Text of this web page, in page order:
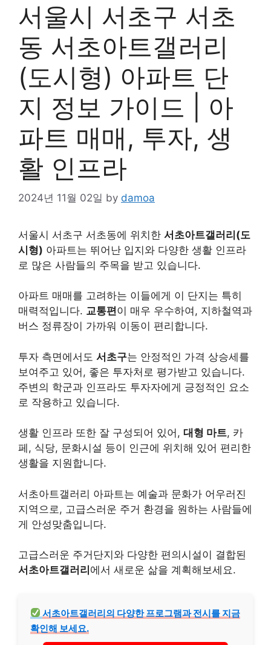
서울시 서초구 서초
동 서초아트갤러리
(도시형) 아파트 단
지 정보 가이드 | 아
파트 매매, 투자, 생
활 인프라
2024년 11월 02일 by damoa
서울시 서초구 서초동에 위치한 서초아트갤러리(도
시형) 아파트는 뛰어난 입지와 다양한 생활 인프라
로 많은 사람들의 주목을 받고 있습니다.
아파트 매매를 고려하는 이들에게 이 단지는 특히
매력적입니다. 교통편이 매우 우수하여, 지하철역과
버스 정류장이 가까워 이동이 편리합니다.
투자 측면에서도 서초구는 안정적인 가격 상승세를
보여주고 있어, 좋은 투자처로 평가받고 있습니다.
주변의 학군과 인프라도 투자자에게 긍정적인 요소
로 작용하고 있습니다.
생활 인프라 또한 잘 구성되어 있어, 대형 마트, 카
페, 식당, 문화시설 등이 인근에 위치해 있어 편리한
생활을 지원합니다.
서초아트갤러리 아파트는 예술과 문화가 어우러진
지역으로, 고급스러운 주거 환경을 원하는 사람들에
게 안성맞춤입니다.
고급스러운 주거단지와 다양한 편의시설이 결합된
서초아트갤러리 에서 새로운 삶을 계획해보세요.
서초아트갤러리의 다양한 프로그램과 전시를 지금
확인해 보세요.